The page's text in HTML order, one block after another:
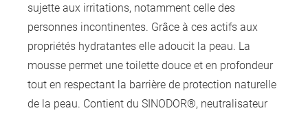
sujette aux irritations, notamment celle des
personnes incontinentes. Grâce à ces actifs aux
propriétés hydratantes elle adoucit la peau. La
mousse permet une toilette douce et en profondeur
tout en respectant la barrière de protection naturelle
de la peau. Contient du SINODOR®, neutralisateur